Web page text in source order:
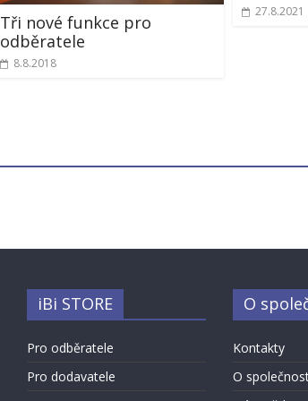
Tři nové funkce pro
odběratele
8.8.2018
27.8.2021
iBi STORE
Pro odběratele
Pro dodavatele
O
Kontakty
O